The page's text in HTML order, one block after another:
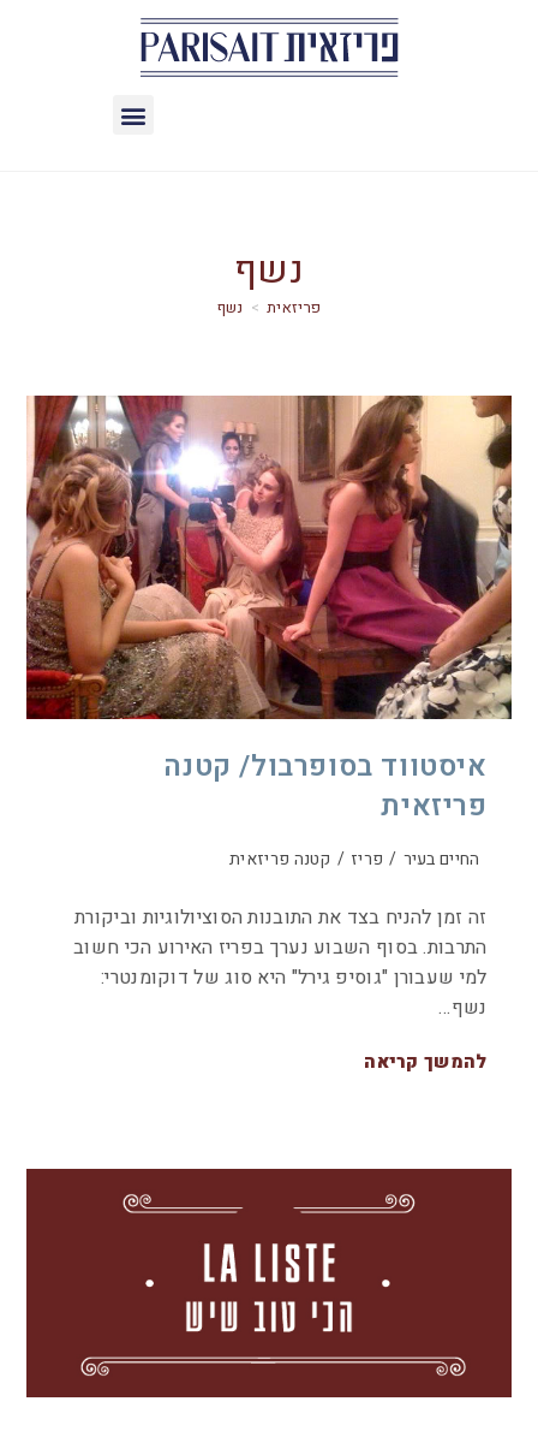
נשף
> נשף
איסטווד בסופרבול/ קטנה
פריזאית
החיים בעיר / פריז / קטנה פריזאית
זה זמן להניח בצד את התובנות הסוציולוגיות וביקורת
התרבות. בסוף השבוע נערך בפריז האירוע הכי חשוב
למי שעבורן "גוסיפ גירל" היא סוג של דוקומנטרי:
נשף…
להמשך קריאה